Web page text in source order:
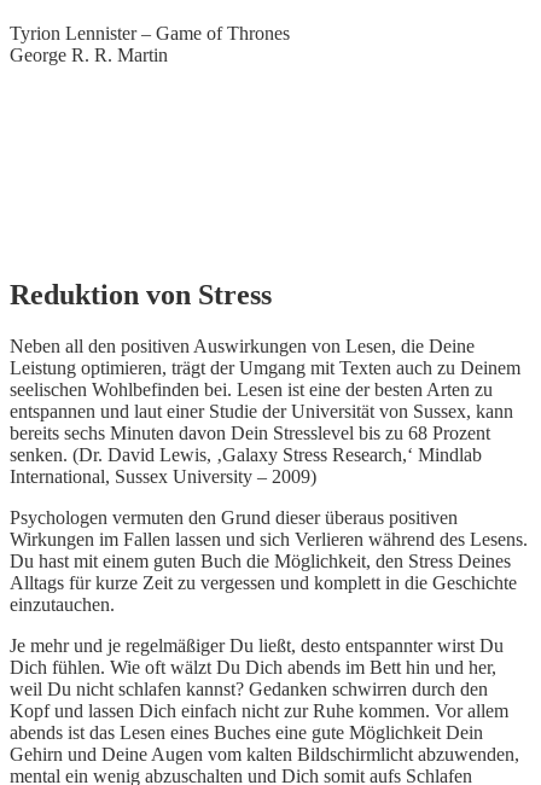
Tyrion Lennister – Game of Thrones
George R. R. Martin
Reduktion von Stress
Neben all den positiven Auswirkungen von Lesen, die Deine
Leistung optimieren, trägt der Umgang mit Texten auch zu Deinem
seelischen Wohlbefinden bei. Lesen ist eine der besten Arten zu
entspannen und laut einer Studie der Universität von Sussex, kann
bereits sechs Minuten davon Dein Stresslevel bis zu 68 Prozent
senken. (Dr. David Lewis, ‚Galaxy Stress Research,‘ Mindlab
International, Sussex University – 2009)
Psychologen vermuten den Grund dieser überaus positiven
Wirkungen im Fallen lassen und sich Verlieren während des Lesens.
Du hast mit einem guten Buch die Möglichkeit, den Stress Deines
Alltags für kurze Zeit zu vergessen und komplett in die Geschichte
einzutauchen.
Je mehr und je regelmäßiger Du ließt, desto entspannter wirst Du
Dich fühlen. Wie oft wälzt Du Dich abends im Bett hin und her,
weil Du nicht schlafen kannst? Gedanken schwirren durch den
Kopf und lassen Dich einfach nicht zur Ruhe kommen. Vor allem
abends ist das Lesen eines Buches eine gute Möglichkeit Dein
Gehirn und Deine Augen vom kalten Bildschirmlicht abzuwenden,
mental ein wenig abzuschalten und Dich somit aufs Schlafen